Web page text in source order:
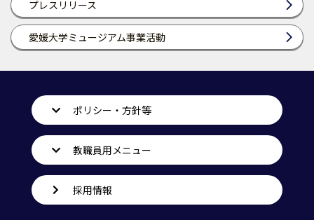
プレスリリース
愛媛大学ミュージアム事業活動
ポリシー・方針等
教職員用メニュー
採用情報